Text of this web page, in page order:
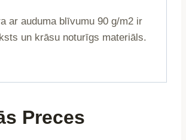
ar auduma blīvumu 90 g/m2 ir
un krāsu noturīgs materiāls.
Preces